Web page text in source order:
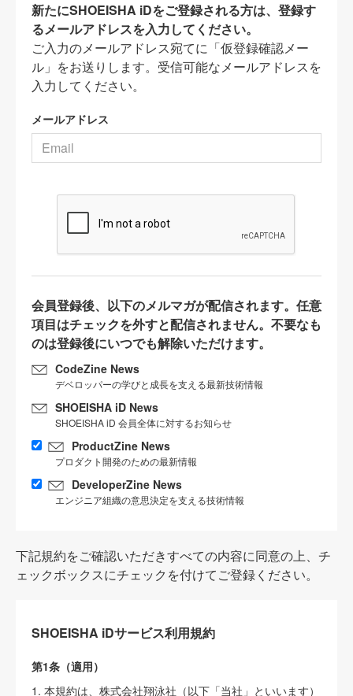
新たにSHOEISHA iDをご登録される方は、登録す
るメールアドレスを入力してください。
ご入力のメールアドレス宛てに「仮登録確認メー
ル」をお送りします。受信可能なメールアドレスを
入力してください。
メールアドレス
会員登録後、以下のメルマガが配信されます。任意
項目はチェックを外すと配信されません。不要なも
のは登録後にいつでも解除いただけます。
CodeZine News
デベロッパーの学びと成長を支える最新技術情報
SHOEISHA iD News
SHOEISHA iD 会員全体に対するお知らせ
ProductZine News
プロダクト開発のための最新情報
DeveloperZine News
エンジニア組織の意思決定を支える技術情報
下記規約をご確認いただきすべての内容に同意の上、チ
ェックボックスにチェックを付けてご登録ください。
SHOEISHA iDサービス利用規約
第1条（適用）
1. 本規約は、株式会社翔泳社（以下「当社」といいます）